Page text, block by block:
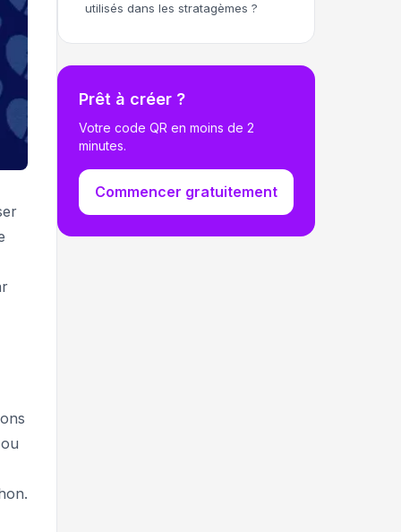
utilisés dans les stratagèmes ?
Prêt à créer ?
Votre code QR en moins de 2
minutes.
Commencer gratuitement